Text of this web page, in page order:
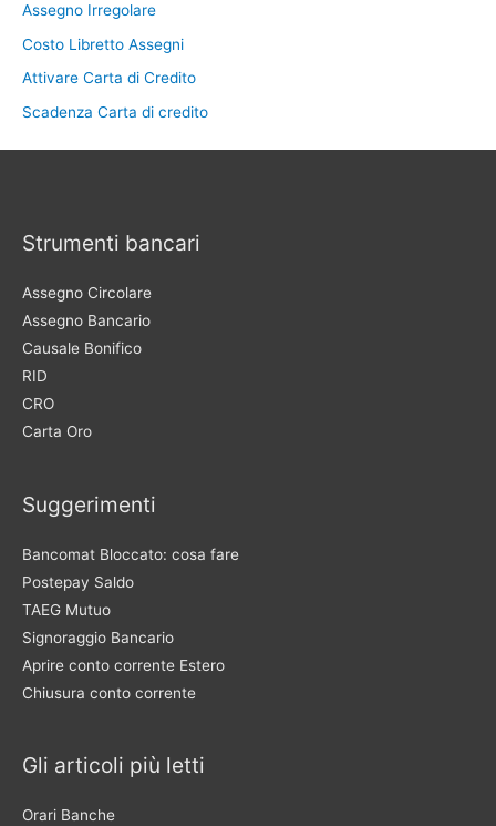
Assegno Irregolare
Costo Libretto Assegni
Attivare Carta di Credito
Scadenza Carta di credito
Strumenti bancari
Assegno Circolare
Assegno Bancario
Causale Bonifico
RID
CRO
Carta Oro
Suggerimenti
Bancomat Bloccato: cosa fare
Postepay Saldo
TAEG Mutuo
Signoraggio Bancario
Aprire conto corrente Estero
Chiusura conto corrente
Gli articoli più letti
Orari Banche